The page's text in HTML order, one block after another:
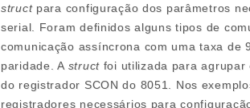
structpara configuração dos parâmetros
serial. Foram definidos alguns tipos de
comunicação assíncrona com uma taxa de
paridade. A structfoi utilizada para agrupar
do registrador SCON do 8051. Nos
registradores necessários para